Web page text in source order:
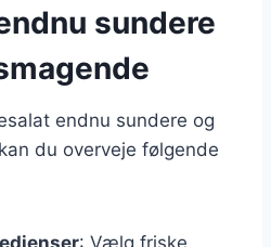
sundere
endnu sundere og
du overveje følgende
: Vælg friske,